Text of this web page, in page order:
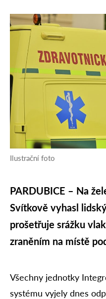
Ilustrační foto
PARDUBICE – Na
Svítkově vyhasl
prošetřuje srážku
zraněním na místě
Všechny jednotky
systému vyjely dnes